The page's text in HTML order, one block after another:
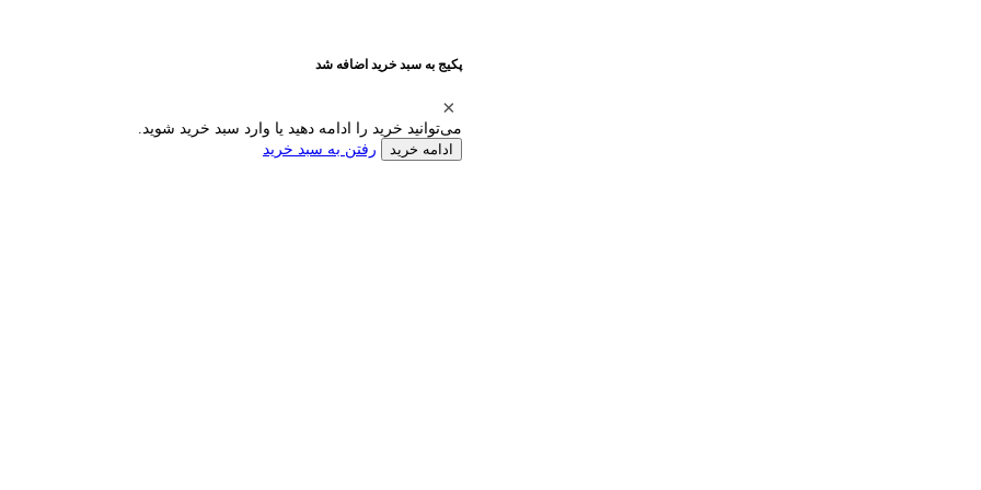
پکیج به سبد خرید اضافه شد
می‌توانید خرید را ادامه دهید یا وارد سبد خرید شوید.
ادامه خرید رفتن به سبد خرید